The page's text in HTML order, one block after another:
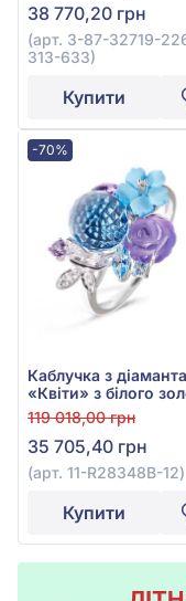
585°, арт. 3-87-
226-313-633
38 770,20 грн
(арт. 3-87-32719-
313-633)
Купити
-70%
Каблучка з
«Квіти» з білого
585° з діамантом
топазом блакитним
5,41ct, аметистом
бірюзою 0,53ct, арт.
R28348B-12
119 018,00 грн
35 705,40 грн
(арт. 11-R28348B-12)
Купити